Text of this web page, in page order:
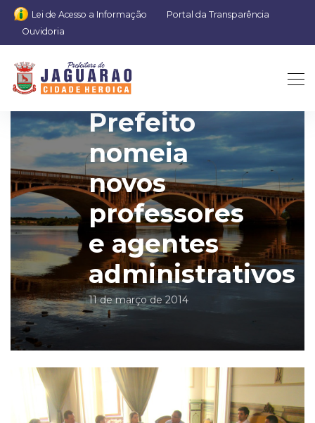
Lei de Acesso a Informação
Portal da Transparência
Ouvidoria
Prefeito
nomeia
novos
professores
e agentes
administrativos
11 de março de 2014